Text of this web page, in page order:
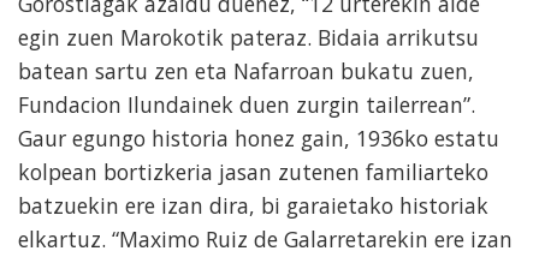
egin zuen Marokotik pateraz. Bidaia arrikutsu
batean sartu zen eta Nafarroan bukatu zuen,
Fundacion Ilundainek duen zurgin tailerrean”.
Gaur egungo historia honez gain, 1936ko estatu
kolpean bortizkeria jasan zutenen familiarteko
batzuekin ere izan dira, bi garaietako historiak
elkartuz. “Maximo Ruiz de Galarretarekin ere izan